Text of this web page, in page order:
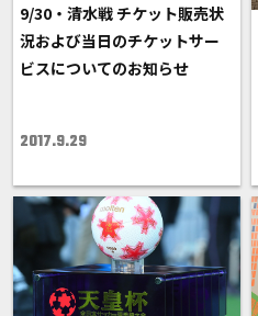
9/30・清水戦 チケット販売状
況および当日のチケットサー
ビスについてのお知らせ
2017.9.29